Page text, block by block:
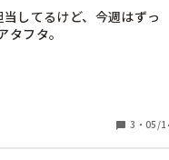
して頭の片隅に置いといて
してるけど、今週はずっ
フタ。
るだろう…。
引き出し、アイデアを必
りしんどかった
たり、○○ぐみさーんと呼
3 ・ 05/